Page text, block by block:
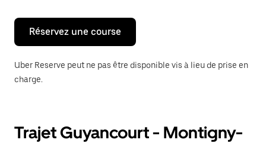
pour
fermer
calendrier.
Réservez une course
Uber Reserve peut ne pas être disponible vis à lieu de prise en
charge.
Trajet Guyancourt - Montigny-